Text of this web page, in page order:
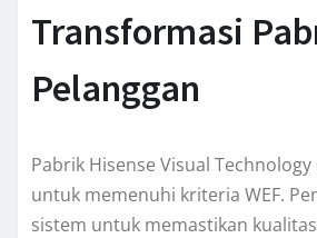
Transformasi
Pelanggan
Pabrik Hisense Visual
untuk memenuhi kriteria WEF.
sistem untuk memastikan